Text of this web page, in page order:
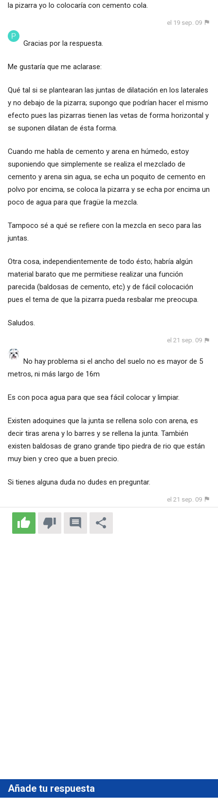
la pizarra yo lo colocaría con cemento cola.
el 19 sep. 09
Gracias por la respuesta.
Me gustaría que me aclarase:
Qué tal si se plantearan las juntas de dilatación en los laterales
y no debajo de la pizarra; supongo que podrían hacer el mismo
efecto pues las pizarras tienen las vetas de forma horizontal y
se suponen dilatan de ésta forma.
Cuando me habla de cemento y arena en húmedo, estoy
suponiendo que simplemente se realiza el mezclado de
cemento y arena sin agua, se echa un poquito de cemento en
polvo por encima, se coloca la pizarra y se echa por encima un
poco de agua para que fragüe la mezcla.
Tampoco sé a qué se refiere con la mezcla en seco para las
juntas.
Otra cosa, independientemente de todo ésto; habría algún
material barato que me permitiese realizar una función
parecida (baldosas de cemento, etc) y de fácil colocación
pues el tema de que la pizarra pueda resbalar me preocupa.
Saludos.
el 21 sep. 09
No hay problema si el ancho del suelo no es mayor de 5
metros, ni más largo de 16m
Es con poca agua para que sea fácil colocar y limpiar.
Existen adoquines que la junta se rellena solo con arena, es
decir tiras arena y lo barres y se rellena la junta. También
existen baldosas de grano grande tipo piedra de rio que están
muy bien y creo que a buen precio.
Si tienes alguna duda no dudes en preguntar.
el 21 sep. 09
Añade tu respuesta